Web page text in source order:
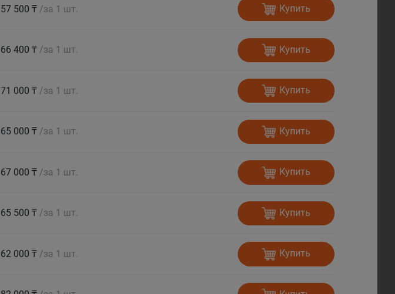
57 500 ₸ /за 1 шт. Купить
66 400 ₸ /за 1 шт. Купить
71 000 ₸ /за 1 шт. Купить
65 000 ₸ /за 1 шт. Купить
67 000 ₸ /за 1 шт. Купить
65 500 ₸ /за 1 шт. Купить
62 000 ₸ /за 1 шт. Купить